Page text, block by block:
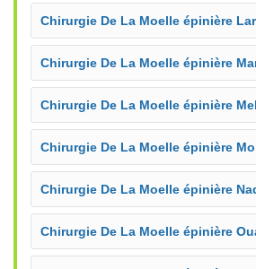
Chirurgie De La Moelle épinière
Chirurgie De La Moelle épinière
Chirurgie De La Moelle épinière
Chirurgie De La Moelle épinière
Chirurgie De La Moelle épinière
Chirurgie De La Moelle épinière